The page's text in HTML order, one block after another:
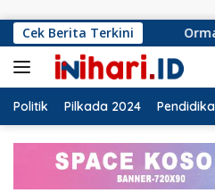
Cek Berita Terkini
Ormas Laskar Lampung
Politik Pilkada 2024